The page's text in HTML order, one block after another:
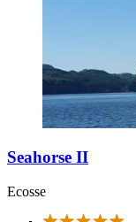
Seahorse II
Ecosse